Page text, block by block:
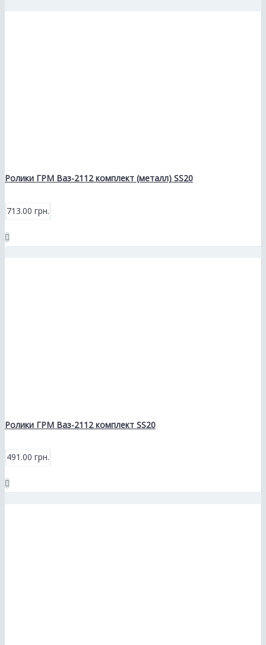
Ролики ГРМ Ваз-2112 комплект (металл) SS20
713.00 грн.
Ролики ГРМ Ваз-2112 комплект SS20
491.00 грн.